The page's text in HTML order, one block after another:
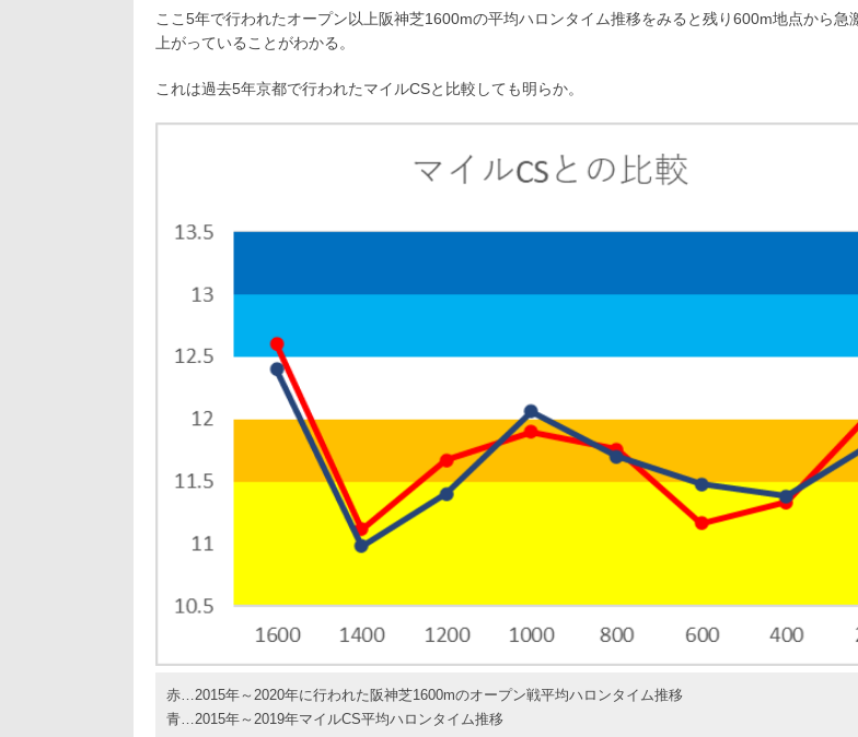
ここ5年で行われたオープン以上阪神芝1600mの平均ハロンタイム推移をみると残り600m地点から急
上がっていることがわかる。
これは過去5年京都で行われたマイルCSと比較しても明らか。
赤…2015年～2020年に行われた阪神芝1600mのオープン戦平均ハロンタイム推移
青…2015年～2019年マイルCS平均ハロンタイム推移